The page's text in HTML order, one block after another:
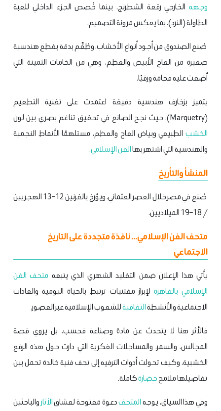
وجهه الخارجي رقعة الشطرنج، بينما خُصص الجزء الداخلي للعبة
الطاولة (النرد)، بما يعكس مرونة التصميم.
صُنع الصندوق من أجود أنواع الأخشاب، وطُعِّم بدقة بقطع هندسية
صغيرة من العاج الأبيض والعظم، وهي من الخامات الثمينة التي
أضفت عليه فخامة ورقيًا.
يتميز بزخارف هندسية دقيقة اعتمدت على تقنية التطعيم
(Marquetry)، حيث نجح الصانع في تحقيق تناغم بصري بين لون
الخشب الطبيعي وبياض العاج والعظم، مستلهمًا الأنماط النجمية
والهندسية التي اشتهر بهاالفن الإسلامي.
المنشأ والتأريخ
صُنع في مصر خلال العصر العثماني، ويؤرخ بالقرنين 12–13 الهجريين
/ 18–19 الميلاديين.
متحف الفن الإسلامي... نافذة متجددة على التاريخ
الاجتماعي
يأتي هذا الإعلان ضمن التقليد الشهري الذي يتبعه متحف الفن
الإسلامي بالقاهرة لإبراز مقتنيات ترتبط بالحياة اليومية والعادات
الاجتماعية والأنشطةالثقافيةللشعوب الإسلامية عبر العصور.
فالأثر هنا لا يتحدث عن مادة وصناعة فحسب، بل يروي قصة
المجالس، والسمر، والمساجلات الفكرية التي دارت حول هذه الرقع
الخشبية، وكيف تحولت أدوات الترفيه إلى تحف فنية خالدة تحمل بين
تفاصيلها ملامححضارةكاملة.
وفي هذا السياق، يوجهالمتحفدعوة مفتوحة لعشاقالآثاروالباحثين